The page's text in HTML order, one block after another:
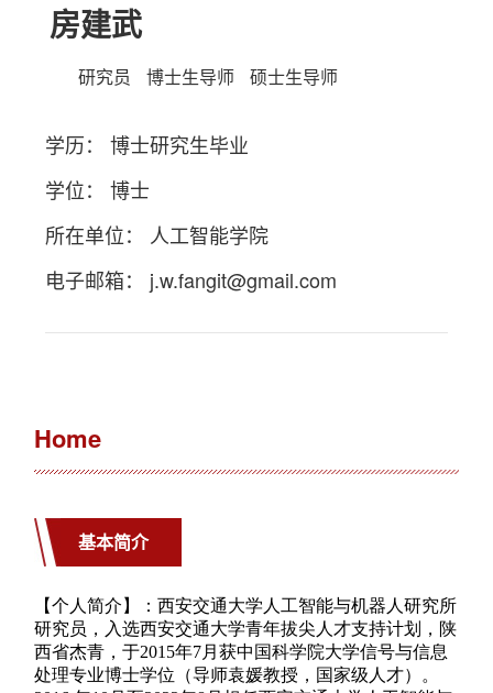
房建武
研究员 博士生导师 硕士生导师
学历： 博士研究生毕业
学位： 博士
所在单位： 人工智能学院
电子邮箱： j.w.fangit@gmail.com
Home
基本简介